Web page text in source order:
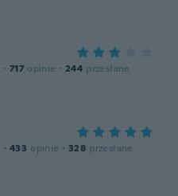
· 717 opinie · 244 przesłane
· 433 opinie · 328 przesłane